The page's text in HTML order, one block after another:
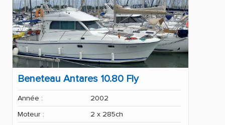
Beneteau Antares 10.80 Fly
Année :
2002
Moteur :
2 x 285ch